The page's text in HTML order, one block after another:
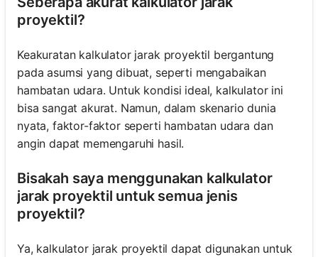
proyektil?
Keakuratan kalkulator jarak proyektil bergantung
pada asumsi yang dibuat, seperti mengabaikan
hambatan udara. Untuk kondisi ideal, kalkulator ini
bisa sangat akurat. Namun, dalam skenario dunia
nyata, faktor-faktor seperti hambatan udara dan
angin dapat memengaruhi hasil.
Bisakah saya menggunakan kalkulator
jarak proyektil untuk semua jenis
proyektil?
Ya, kalkulator jarak proyektil dapat digunakan untuk